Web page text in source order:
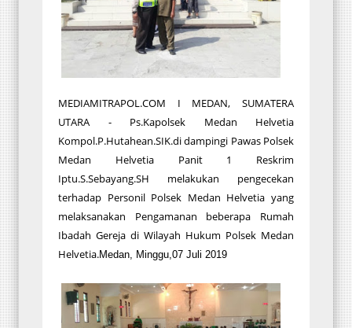
MEDIAMITRAPOL.COM I MEDAN, SUMATERA
UTARA - Ps.Kapolsek Medan Helvetia
Kompol.P.Hutahean.SIK.di dampingi Pawas Polsek
Medan Helvetia Panit 1 Reskrim
Iptu.S.Sebayang.SH melakukan pengecekan
terhadap Personil Polsek Medan Helvetia yang
melaksanakan Pengamanan beberapa Rumah
Ibadah Gereja di Wilayah Hukum Polsek Medan
Helvetia.Medan, Minggu, 07 Juli 2019